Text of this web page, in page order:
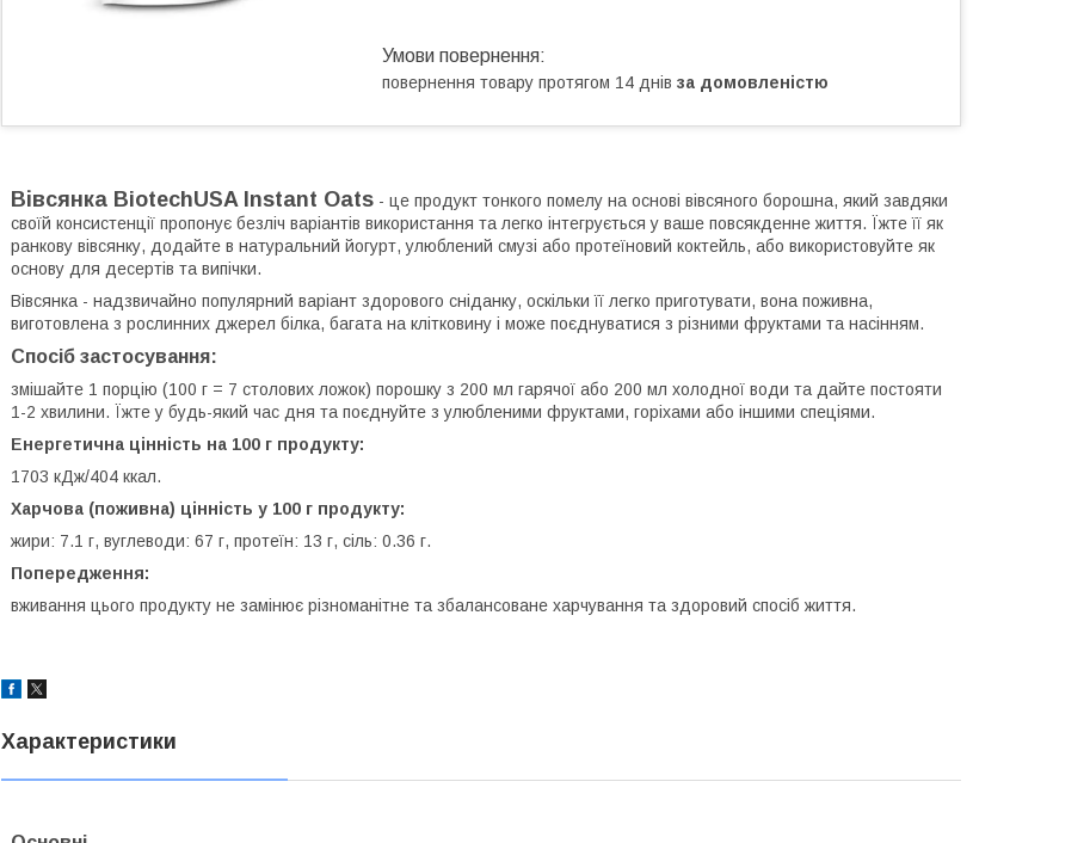
повернення товару протягом 14 днів за домовленістю
Вівсянка BiotechUSA Instant Oats - це продукт тонкого помелу на основі вівсяного борошна, який завдяки
своїй консистенції пропонує безліч варіантів використання та легко інтегрується у ваше повсякденне життя. Їжте її як
ранкову вівсянку, додайте в натуральний йогурт, улюблений смузі або протеїновий коктейль, або використовуйте як
основу для десертів та випічки.
Вівсянка - надзвичайно популярний варіант здорового сніданку, оскільки її легко приготувати, вона поживна,
виготовлена з рослинних джерел білка, багата на клітковину і може поєднуватися з різними фруктами та насінням.
Спосіб застосування:
змішайте 1 порцію (100 г = 7 столових ложок) порошку з 200 мл гарячої або 200 мл холодної води та дайте постояти
1-2 хвилини. Їжте у будь-який час дня та поєднуйте з улюбленими фруктами, горіхами або іншими спеціями.
Енергетична цінність на 100 г продукту:
1703 кДж/404 ккал.
Харчова (поживна) цінність у 100 г продукту:
жири: 7.1 г, вуглеводи: 67 г, протеїн: 13 г, сіль: 0.36 г.
Попередження:
вживання цього продукту не замінює різноманітне та збалансоване харчування та здоровий спосіб життя.
Характеристики